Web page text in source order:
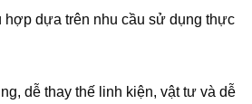
hợp dựa trên nhu cầu sử dụng thực
dễ thay thế linh kiện, vật tư và dễ